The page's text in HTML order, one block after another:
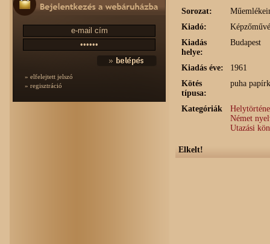
» elfelejtett jelszó
» regisztráció
Sorozat:
Kiadó:
Kiadás
helye:
Budapest
Kiadás éve:
1961
Kötés
típusa:
puha
Kategóriák
Német
Utazási
Elkelt!